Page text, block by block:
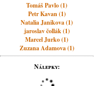
Tomáš Pavlo (1)
Petr Kavan (1)
Natalia Janikova (1)
jaroslav čollák (1)
Marcel Jurko (1)
Zuzana Adamova (1)
Nálepky: